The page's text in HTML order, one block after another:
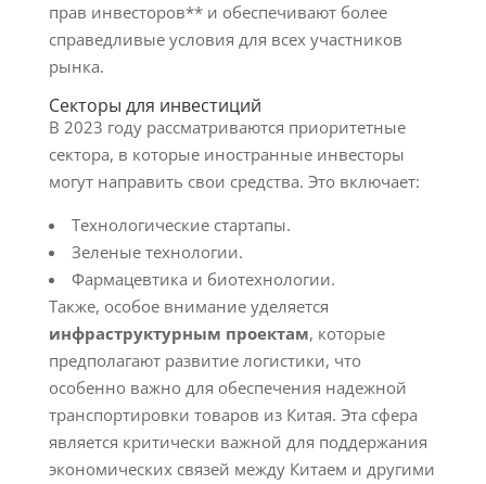
прав инвесторов** и обеспечивают более
справедливые условия для всех участников
рынка.
Секторы для инвестиций
В 2023 году рассматриваются приоритетные
сектора, в которые иностранные инвесторы
могут направить свои средства. Это включает:
Технологические стартапы.
Зеленые технологии.
Фармацевтика и биотехнологии.
Также, особое внимание уделяется
инфраструктурным проектам, которые
предполагают развитие логистики, что
особенно важно для обеспечения надежной
транспортировки товаров из Китая. Эта сфера
является критически важной для поддержания
экономических связей между Китаем и другими